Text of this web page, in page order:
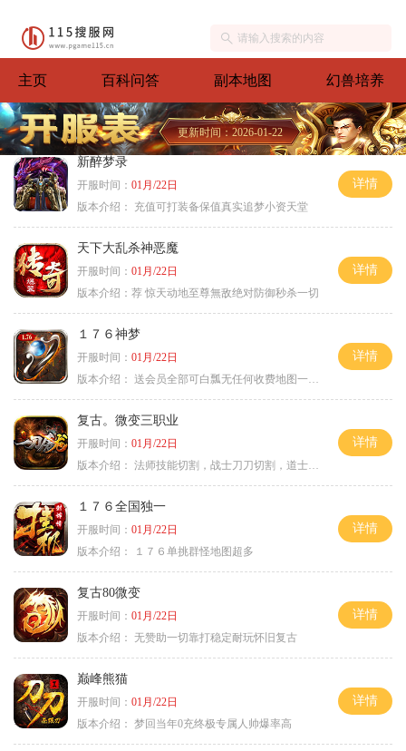
主页 百科问答 副本地图 幻兽培养
更新时间：2026-01-22
新醉梦录
开服时间： 01月/22日
版本介绍：
充值可打装备保值真实追梦小资天堂
详情
天下大乱杀神恶魔
开服时间： 01月/22日
版本介绍： 荐 惊天动地至尊無敌绝对防御秒杀一切
详情
１７６神梦
开服时间： 01月/22日
版本介绍： 送会员全部可白瓢无任何收费地图一切靠打
详情
复古。微变三职业
开服时间： 01月/22日
版本介绍： 法师技能切割，战士刀刀切割，道士宠物秒怪
详情
１７６全国独一
开服时间： 01月/22日
版本介绍：
１７６单挑群怪地图超多
详情
复古80微变
开服时间： 01月/22日
版本介绍： 无赞助一切靠打稳定耐玩怀旧复古
详情
巅峰熊猫
开服时间： 01月/22日
版本介绍： 梦回当年0充终极专属人帅爆率高
详情